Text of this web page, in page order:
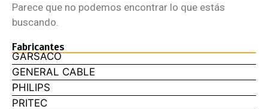
Parece que no podemos encontrar lo que estás
buscando.
Fabricantes
GARSACO
GENERAL CABLE
PHILIPS
PRITEC